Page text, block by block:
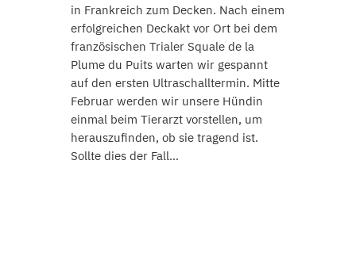
in Frankreich zum Decken. Nach einem
erfolgreichen Deckakt vor Ort bei dem
französischen Trialer Squale de la
Plume du Puits warten wir gespannt
auf den ersten Ultraschalltermin. Mitte
Februar werden wir unsere Hündin
einmal beim Tierarzt vorstellen, um
herauszufinden, ob sie tragend ist.
Sollte dies der Fall…